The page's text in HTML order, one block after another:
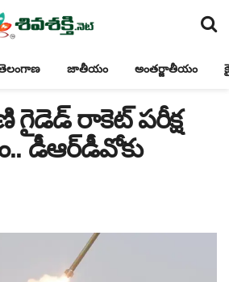
జాతీయం అంతర్జాతీయం
గైడెడ్‌ రాకెట్‌ పరీక్ష
డీఆర్‌డీవోకు